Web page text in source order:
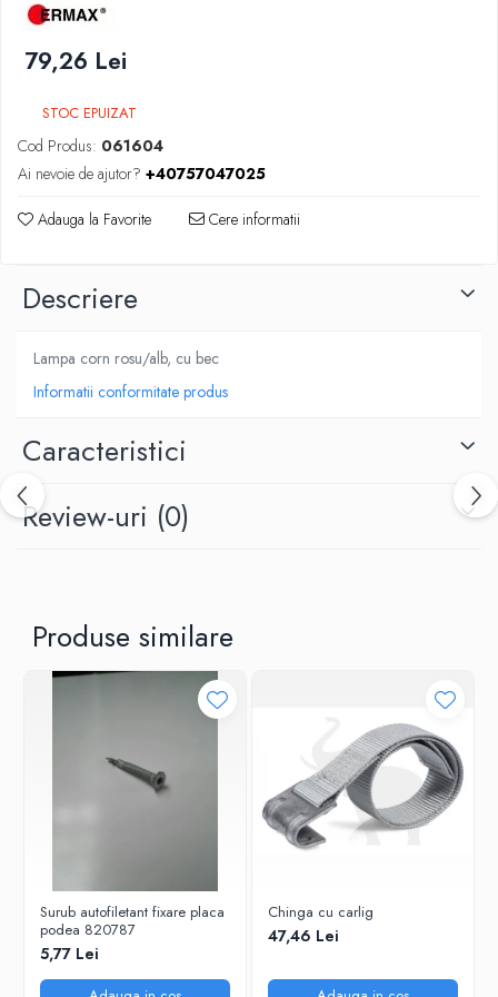
SUPAPE PNEUMATICE
SUSPENSIE
79,26 Lei
STOC EPUIZAT
Cod Produs: 061604
Ai nevoie de ajutor? +40757047025
Adauga la Favorite Cere informatii
Descriere
Lampa corn rosu/alb, cu bec
Informatii conformitate produs
Caracteristici
Review-uri (0)
Produse similare
Surub autofiletant fixare placa
podea 820787
5,77 Lei
Chinga cu carlig
47,46 Lei